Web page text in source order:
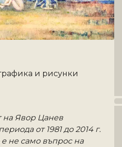
и рисунки
на Явор Цанев
от 1981 до 2014 г.
е не само въпрос на